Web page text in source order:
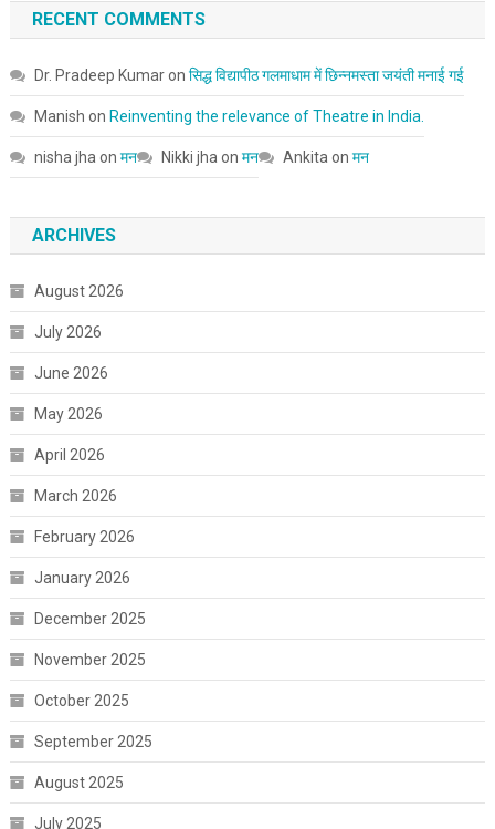
RECENT COMMENTS
Dr. Pradeep Kumaron सिद्ध विद्यापीठ गलमाधाम में छिन्नमस्ता जयंती मनाई गई
Manish on Reinventing the relevance of Theatre in India.
nisha jha on मन Nikki jha on मन Ankita on मन
ARCHIVES
August 2026
July 2026
June 2026
May 2026
April 2026
March 2026
February 2026
January 2026
December 2025
November 2025
October 2025
September 2025
August 2025
July 2025